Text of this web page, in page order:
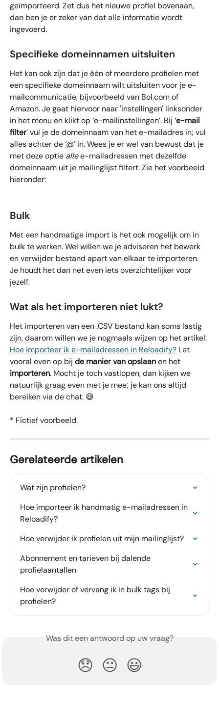
geïmporteerd. Zet dus het nieuwe profiel bovenaan,
dan ben je er zeker van dat alle informatie wordt
ingevoerd.
Specifieke domeinnamen uitsluiten
Het kan ook zijn dat je één of meerdere profielen met
een specifieke domeinnaam wilt uitsluiten voor je e-
mailcommunicatie, bijvoorbeeld van Bol.com of
Amazon. Je gaat hiervoor naar 'instellingen' linksonder
in het menu en klikt op ‘e-mailinstellingen’. Bij ‘e-mail
filter’ vul je de domeinnaam van het e-mailadres in; vul
alles achter de ‘@’ in. Wees je er wel van bewust dat je
met deze optie alle e-mailadressen met dezelfde
domeinnaam uit je mailinglijst filtert. Zie het voorbeeld
hieronder:
Bulk
Met een handmatige import is het ook mogelijk om in
bulk te werken. Wel willen we je adviseren het bewerk
en verwijder bestand apart van elkaar te importeren.
Je houdt het dan net even iets overzichtelijker voor
jezelf.
Wat als het importeren niet lukt?
Het importeren van een .CSV bestand kan soms lastig
zijn, daarom willen we je nogmaals wijzen op het artikel:
Hoe importeer ik e-mailadressen in Reloadify? Let
vooral even op bij de manier van opslaan en het
importeren. Mocht je toch vastlopen, dan kijken we
natuurlijk graag even met je mee; je kan ons altijd
bereiken via de chat. 😄
* Fictief voorbeeld.
Gerelateerde artikelen
Wat zijn profielen?
Hoe importeer ik handmatig e-mailadressen in
Reloadify?
Hoe verwijder ik profielen uit mijn mailinglijst?
Abonnement en tarieven bij dalende
profielaantallen
Hoe verwijder of vervang ik in bulk tags bij
profielen?
Was dit een antwoord op uw vraag?
😞 😐 😃